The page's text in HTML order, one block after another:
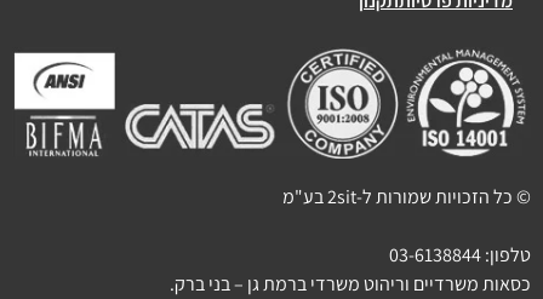
© כל הזכויות שמורות ל-2sit בע"מ
טלפון:03-6138844
כסאות משרדיים וריהוט משרדי ברמת גן – בני ברק.